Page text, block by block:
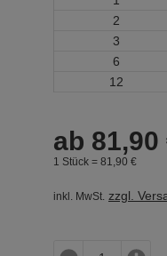
2
3
6
12
ab 81,90
1 Stück = 81, 90 €
inkl. MwSt. zzgl.